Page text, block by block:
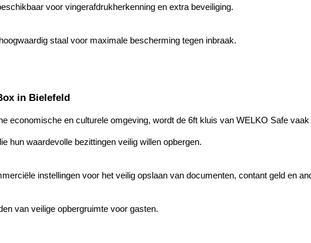
voor vingerafdrukherkenning en extra beveiliging.
staal voor maximale bescherming tegen inbraak.
in Bielefeld
economische en culturele omgeving, wordt de 6ft kluis van WELKO Safe
hun waardevolle bezittingen veilig willen opbergen.
instellingen voor het veilig opslaan van documenten, contant geld en
van veilige opbergruimte voor gasten.